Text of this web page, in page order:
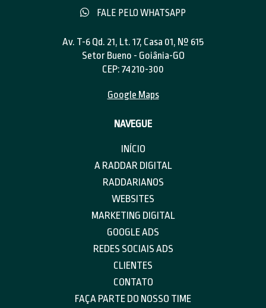
FALE PELO WHATSAPP
Av. T-6 Qd. 21, Lt. 17, Casa 01, Nº 615
Setor Bueno - Goiânia-GO
CEP: 74210-300
Google Maps
NAVEGUE
INÍCIO
A RADDAR DIGITAL
RADDARIANOS
WEBSITES
MARKETING DIGITAL
GOOGLE ADS
REDES SOCIAIS ADS
CLIENTES
CONTATO
FAÇA PARTE DO NOSSO TIME